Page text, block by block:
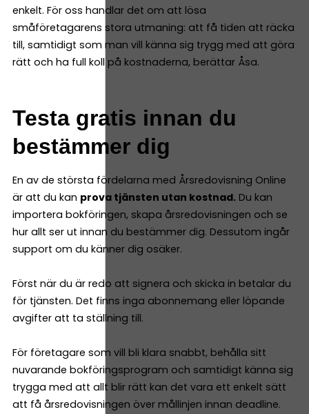
enkelt. För oss handlar det om att lösa
småföretagarens stora utmaning: att få tiden att räcka
till, samtidigt som man vill känna sig trygg med att göra
rätt och ha full koll på kostnaderna, berättar Åsa.
Testa gratis innan du
bestämmer dig
En av de största fördelarna med Årsredovisning Online
är att du kan prova tjänsten utan kostnad. Du kan
importera bokföringen, skapa årsredovisningen och se
hur allt ser ut innan du bestämmer dig. Dessutom ingår
support om du känner dig osäker.
Först när du är redo att signera och skicka in betalar du
för tjänsten. Det finns inga abonnemang eller löpande
avgifter att ta ställning till.
För företagare som vill bli klara snabbt, behålla sitt
nuvarande bokföringsprogram och samtidigt känna sig
trygga med att allt blir rätt kan det vara ett enkelt sätt
att få årsredovisningen över mållinjen innan deadline.